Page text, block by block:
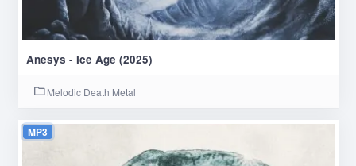
Anesys - Ice Age (2025)
Melodic Death Metal
MP3